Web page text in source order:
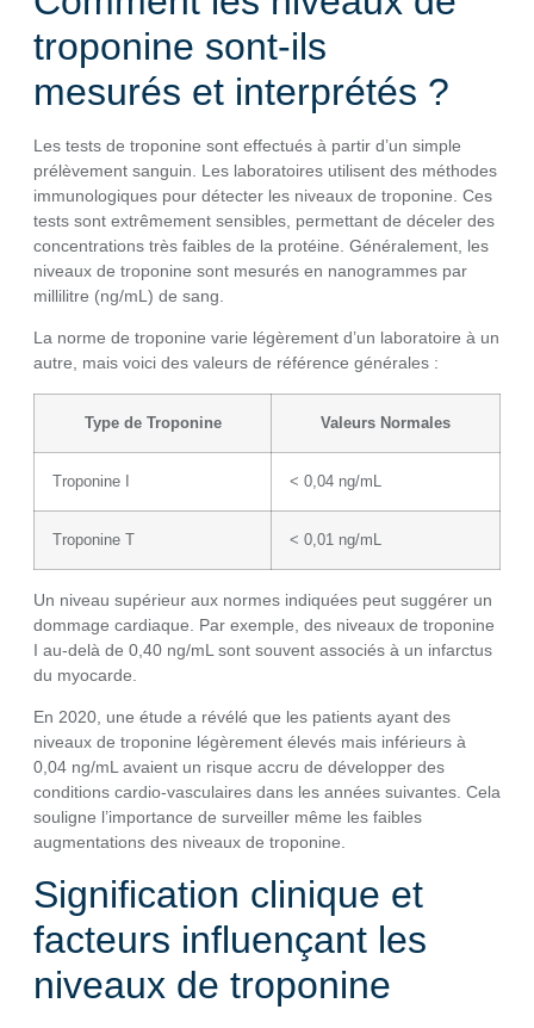
troponine sont-ils
mesurés et interprétés ?
Les tests de troponine sont effectués à partir d’un simple
prélèvement sanguin. Les laboratoires utilisent des méthodes
immunologiques pour détecter les niveaux de troponine. Ces
tests sont extrêmement sensibles, permettant de déceler des
concentrations très faibles de la protéine. Généralement, les
niveaux de troponine sont mesurés en nanogrammes par
millilitre (ng/mL) de sang.
La norme de troponine varie légèrement d’un laboratoire à un
autre, mais voici des valeurs de référence générales :
Type de Troponine Valeurs Normales
Troponine I < 0,04 ng/mL
Troponine T < 0,01 ng/mL
Un niveau supérieur aux normes indiquées peut suggérer un
dommage cardiaque. Par exemple, des niveaux de troponine
I au-delà de 0,40 ng/mL sont souvent associés à un infarctus
du myocarde.
En 2020, une étude a révélé que les patients ayant des
niveaux de troponine légèrement élevés mais inférieurs à
0,04 ng/mL avaient un risque accru de développer des
conditions cardio-vasculaires dans les années suivantes. Cela
souligne l’importance de surveiller même les faibles
augmentations des niveaux de troponine.
Signification clinique et
facteurs influençant les
niveaux de troponine